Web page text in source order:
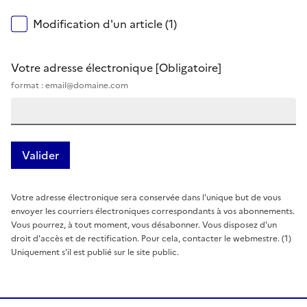
Modification d'un article (1)
Votre adresse électronique [Obligatoire]
format : email@domaine.com
Votre adresse électronique sera conservée dans l'unique but de vous
envoyer les courriers électroniques correspondants à vos abonnements.
Vous pourrez, à tout moment, vous désabonner. Vous disposez d'un
droit d'accès et de rectification. Pour cela, contacter le webmestre. (1)
Uniquement s'il est publié sur le site public.